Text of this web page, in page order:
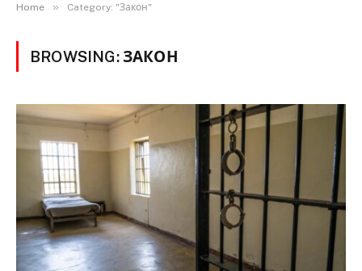
Home » Category: "Закон"
BROWSING: ЗАКОН